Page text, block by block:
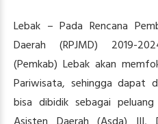
Lebak – Pada Rencana
Daerah (RPJMD) 2019-
(Pemkab) Lebak akan
Pariwisata, sehingga dapat
bisa dibidik sebagai